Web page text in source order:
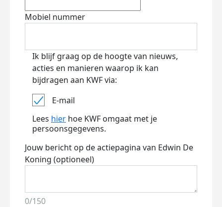
Mobiel nummer
Ik blijf graag op de hoogte van nieuws,
acties en manieren waarop ik kan
bijdragen aan KWF via:
E-mail
Lees hier hoe KWF omgaat met je
persoonsgegevens.
Jouw bericht op de actiepagina van Edwin De
Koning (optioneel)
0/150